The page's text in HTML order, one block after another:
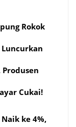
Rokok
Produsen
Cukai!
ke 4%,